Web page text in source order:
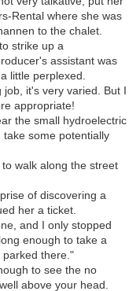
Rental where she was
to the chalet.
strike up a
assistant was
little perplexed.
it's very varied. But I
appropriate!
the small hydroelectric
some potentially
walk along the street
of discovering a
her a ticket.
and I only stopped
enough to take a
parked there."
to see the no
above your head.